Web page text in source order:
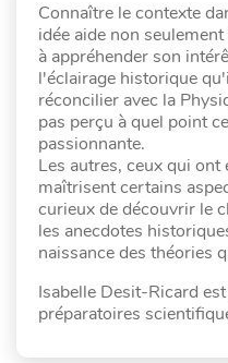
Connaître le contexte
idée aide non
à appréhender son
l'éclairage historique
réconcilier avec la
pas perçu à quel point
passionnante.
Les autres, ceux qui ont
maîtrisent certains
curieux de découvrir le
les anecdotes
naissance des théories
Isabelle Desit-Ricard
préparatoires